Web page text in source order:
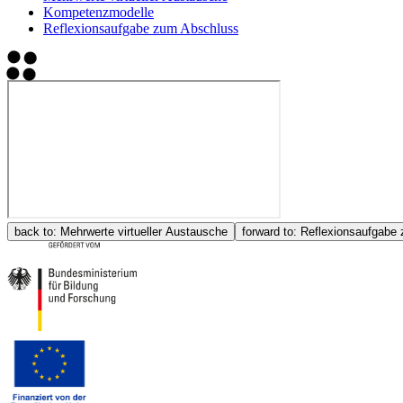
Kompetenzmodelle
Reflexionsaufgabe zum Abschluss
back to: Mehrwerte virtueller Austausche forward to: Reflexionsaufgabe